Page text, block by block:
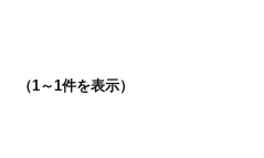
（1～1件を表示）